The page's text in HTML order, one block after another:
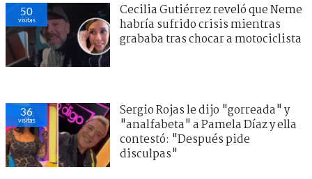
50
visitas
Cecilia Gutiérrez reveló que Neme
habría sufrido crisis mientras
grababa tras chocar a motociclista
36
visitas
Sergio Rojas le dijo "gorreada" y
"analfabeta" a Pamela Díaz y ella
contestó: "Después pide
disculpas"